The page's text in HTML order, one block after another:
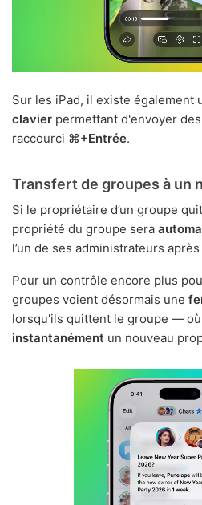
Sur les iPad, il existe également
clavier permettant d'envoyer
raccourci ⌘+Entrée.
Transfert de groupes à un
Si le propriétaire d’un groupe
propriété du groupe sera
l’un de ses administrateurs
Pour un contrôle encore plus
groupes voient désormais une
lorsqu'ils quittent le groupe —
instantanément un nouveau